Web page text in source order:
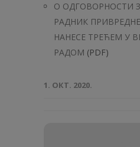
О ОДГОВОРНОСТИ
РАДНИК
НАНЕСЕ ТРЕЋЕМ У
РАДОМ (PDF)
1. ОКТ. 2020.